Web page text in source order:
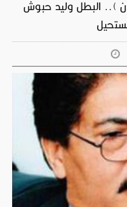
).. البطل وليد حبوش